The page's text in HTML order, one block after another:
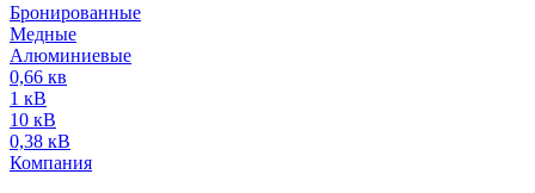
Бронированные
Медные
Алюминиевые
0,66 кв
1 кВ
10 кВ
0,38 кВ
Компания